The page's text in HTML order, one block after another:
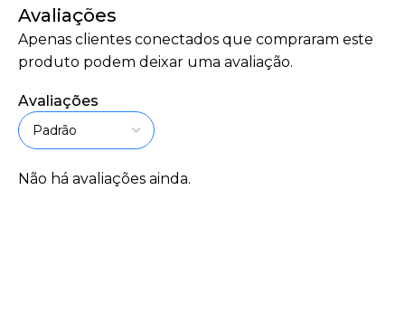
Avaliações
Avaliações
Não há avaliações ainda.
Apenas clientes conectados que compraram este
produto podem deixar uma avaliação.